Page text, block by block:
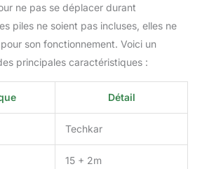
ne pas se déplacer durant
piles ne soient pas incluses, elles ne
son fonctionnement. Voici un
principales caractéristiques :
Détail
Techkar
15 + 2m